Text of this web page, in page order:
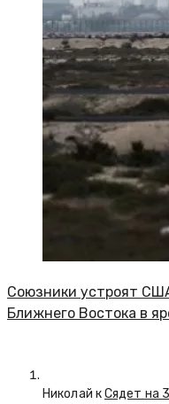
Союзники устроят
Ближнего Востока в
Николай кСядет на